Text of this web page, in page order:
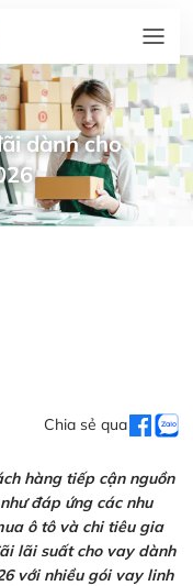
dành cho
Chia sẻ qua
hàng tiếp cận nguồn
đáp ứng các nhu
ô tô và chi tiêu gia
lãi suất cho vay dành
với nhiều gói vay linh